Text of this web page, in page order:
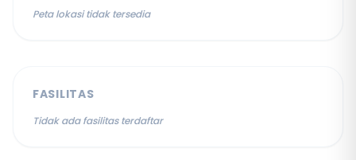
Peta lokasi tidak tersedia
FASILITAS
Tidak ada fasilitas terdaftar